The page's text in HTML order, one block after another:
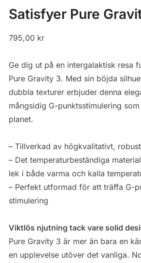
Satisfyer Pure
795,00 kr
Ge dig ut på en intergalaktisk resa
Pure Gravity 3. Med sin böjda
dubbla texturer erbjuder denna
mångsidig G-punktsstimulering
planet.
– Tillverkad av högkvalitativt,
– Det temperaturbeständiga
lek i både varma och kalla
– Perfekt utformad för att träffa G-
stimulering
Viktlös njutning tack vare solid
Pure Gravity 3 är mer än bara en
en upplevelse utöver det vanliga.